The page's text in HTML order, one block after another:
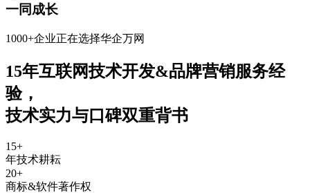
一同成长
1000+企业正在选择华企万网
15年互联网技术开发&品牌营销服务经
验，
技术实力与口碑双重背书
15+
年技术耕耘
20+
商标&软件著作权